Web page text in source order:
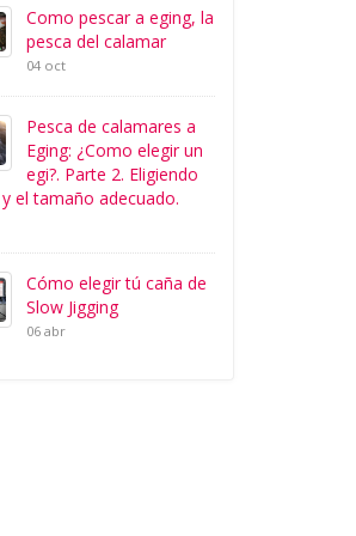
Como pescar a eging, la
pesca del calamar
04 oct
Pesca de calamares a
Eging: ¿Como elegir un
egi?. Parte 2. Eligiendo
el tamaño adecuado.
Cómo elegir tú caña de
Slow Jigging
06 abr